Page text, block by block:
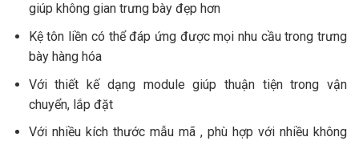
giúp không gian trưng bày đẹp hơn
Kệ tôn liền có thể đáp ứng được mọi nhu cầu trong trưng
bày hàng hóa
Với thiết kế dạng module giúp thuận tiện trong vận
chuyển, lắp đặt
Với nhiều kích thước mẫu mã , phù hợp với nhiều không